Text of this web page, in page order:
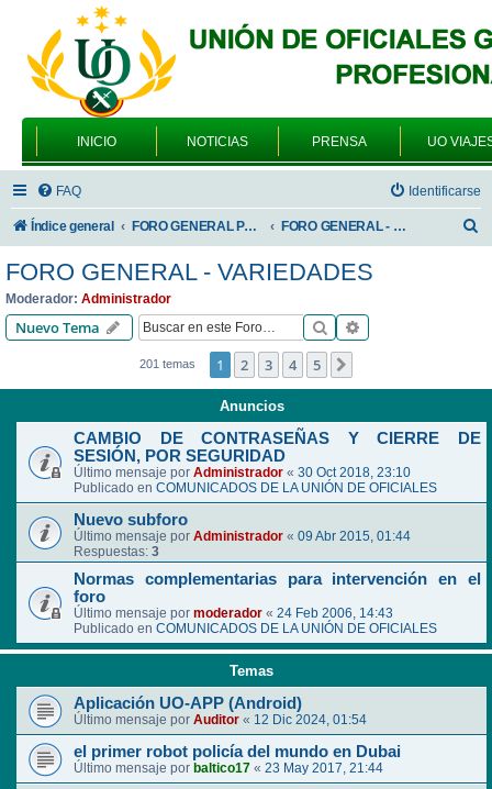
INICIO NOTICIAS PRENSA UO
FAQ Identificarse
Índice general FORO GENERAL PARA TODOS LOS USUARIOS FORO GENERAL - VARIEDADES
FORO GENERAL - VARIEDADES
Moderador: Administrador
Nuevo Tema Buscar
201 temas 1 2 3 4 5
Anuncios
CAMBIO DE CONTRASEÑAS Y CIERRE DE
SESIÓN, POR SEGURIDAD
Último mensaje por Administrador « 30 Oct 2018, 23:10
Publicado en COMUNICADOS DE LA UNIÓN DE OFICIALES
Nuevo subforo
Último mensaje por Administrador « 09 Abr 2015, 01:44
Respuestas: 3
Normas complementarias para intervención en el
foro
Último mensaje por moderador « 24 Feb 2006, 14:43
Publicado en COMUNICADOS DE LA UNIÓN DE OFICIALES
Temas
Aplicación UO-APP (Android)
Último mensaje por Auditor « 12 Dic 2024, 01:54
el primer robot policía del mundo en Dubai
Último mensaje por baltico17 « 23 May 2017, 21:44